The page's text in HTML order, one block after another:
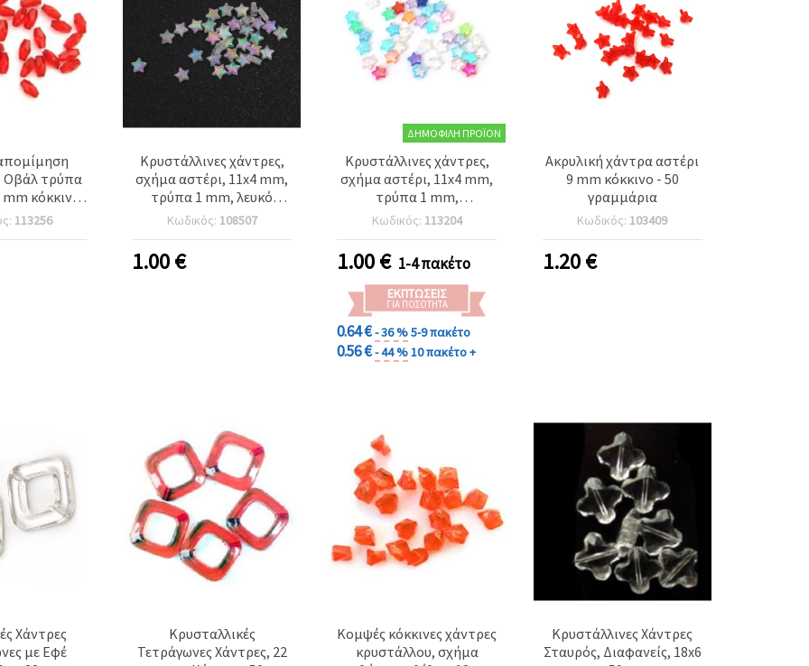
Οβάλ τρύπα
κόκκινο
~ 790
113256
Κρυστάλλινες χάντρες,
σχήμα αστέρι, 11x4 mm,
τρύπα 1 mm, λευκό
χρώμα RAINBOW – 20
γραμμάρια, ~85 τεμάχια
Κωδικός: 108507
1.00€
ΔΗΜΟΦΙΛΉ ΠΡΟΪΌΝ
Κρυστάλλινες χάντρες,
σχήμα αστέρι, 11x4 mm,
τρύπα 1 mm,
πολύχρωμο RAINBOW –
20 γραμμάρια, ~85
Κωδικός: 113204
1.00€ 1-4 πακέτο
ΕΚΠΤΏΣΕΙΣ
ΓΙΑ ΠΟΣΌΤΗΤΑ
0.64 €- 36 %5-9 πακέτο
0.56 €- 44 %10 πακέτο +
Ακρυλική χάντρα αστέρι
9 mm κόκκινο - 50
γραμμάρια
Κωδικός: 103409
1.20€
Χάντρες
με Εφέ
Κρυσταλλικές
Τετράγωνες Χάντρες, 22
Κομψές κόκκινες χάντρες
κρυστάλλου, σχήμα
Κρυστάλλινες Χάντρες
Σταυρός, Διαφανείς, 18x6